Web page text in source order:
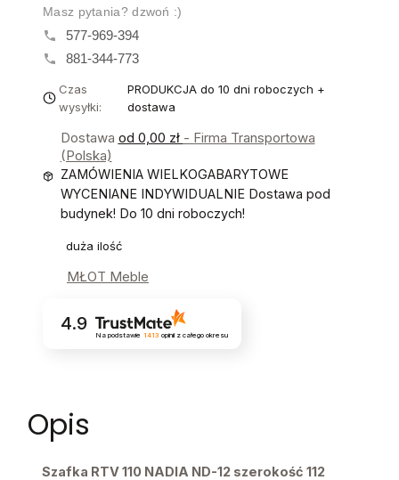
Masz pytania? dzwoń :)
577-969-394
881-344-773
Czas
wysyłki:
PRODUKCJA do 10 dni roboczych +
dostawa
Dostawa od 0,00 zł - Firma Transportowa
(Polska)
ZAMÓWIENIA WIELKOGABARYTOWE
WYCENIANE INDYWIDUALNIE Dostawa pod
budynek! Do 10 dni roboczych!
duża ilość
MŁOT Meble
4.9
Na podstawie 1413 opinii z całego okresu
Opis
Szafka RTV 110 NADIA ND-12 szerokość 112